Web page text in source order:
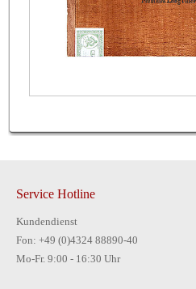
Service Hotline
Kundendienst
Fon: +49 (0)4324 88890-40
Mo-Fr. 9:00 - 16:30 Uhr